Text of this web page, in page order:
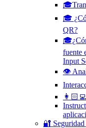
🎓
QR?
fuente
Input
👁️
🔐